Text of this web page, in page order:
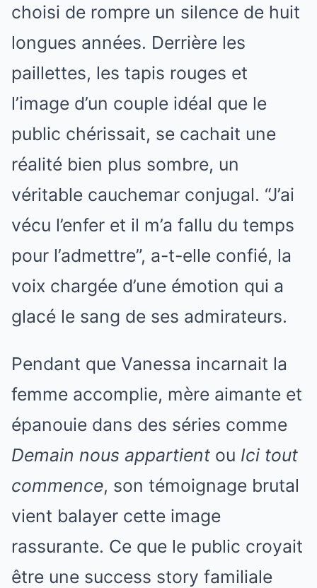
choisi de rompre un silence de huit
longues années. Derrière les
paillettes, les tapis rouges et
l’image d’un couple idéal que le
public chérissait, se cachait une
réalité bien plus sombre, un
véritable cauchemar conjugal. “J’ai
vécu l’enfer et il m’a fallu du temps
pour l’admettre”, a-t-elle confié, la
voix chargée d’une émotion qui a
glacé le sang de ses admirateurs.
Pendant que Vanessa incarnait la
femme accomplie, mère aimante et
épanouie dans des séries comme
Demain nous appartient ou Ici tout
commence, son témoignage brutal
vient balayer cette image
rassurante. Ce que le public croyait
être une success story familiale